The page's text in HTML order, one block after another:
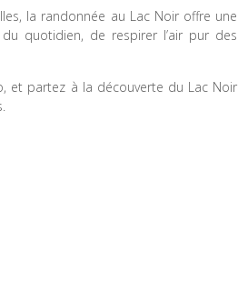
la randonnée au Lac Noir offre une
quotidien, de respirer l’air pur des
et partez à la découverte du Lac Noir